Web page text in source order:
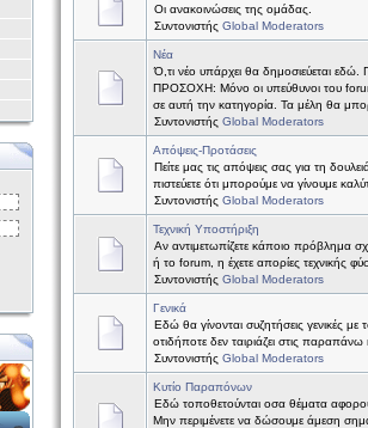
Οι ανακοινώσεις της ομάδας.
Συντονιστής Global Moderators
Νέα
Ό,τι νέο υπάρχει θα δημοσιεύεται
ΠΡΟΣΟΧΗ: Μόνο οι υπεύθυνοι του
σε αυτή την κατηγορία. Τα μέλη θα
Συντονιστής Global Moderators
Απόψεις-Προτάσεις
Πείτε μας τις απόψεις σας για τη
πιστεύετε ότι μπορούμε να γίνουμε
Συντονιστής Global Moderators
Τεχνική Υποστήριξη
Αν αντιμετωπίζετε κάποιο πρόβλημα
ή το forum, η έχετε απορίες τεχνικής
Συντονιστής Global Moderators
Γενικά
Εδώ θα γίνονται συζητήσεις γενικές
οτιδήποτε δεν ταιριάζει στις παραπάνω
Συντονιστής Global Moderators
Κυτίο Παραπόνων
Εδώ τοποθετούνται οσα θέματα
Μην περιμένετε να δώσουμε άμεση